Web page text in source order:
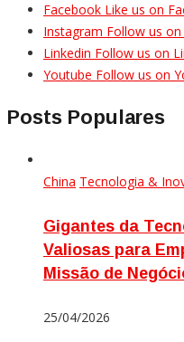
Facebook Like us on
Instagram Follow us
Linkedin Follow us on
Youtube Follow us on
Posts Populares
China Tecnologia &
Gigantes da
Valiosas para
Missão de
25/04/2026